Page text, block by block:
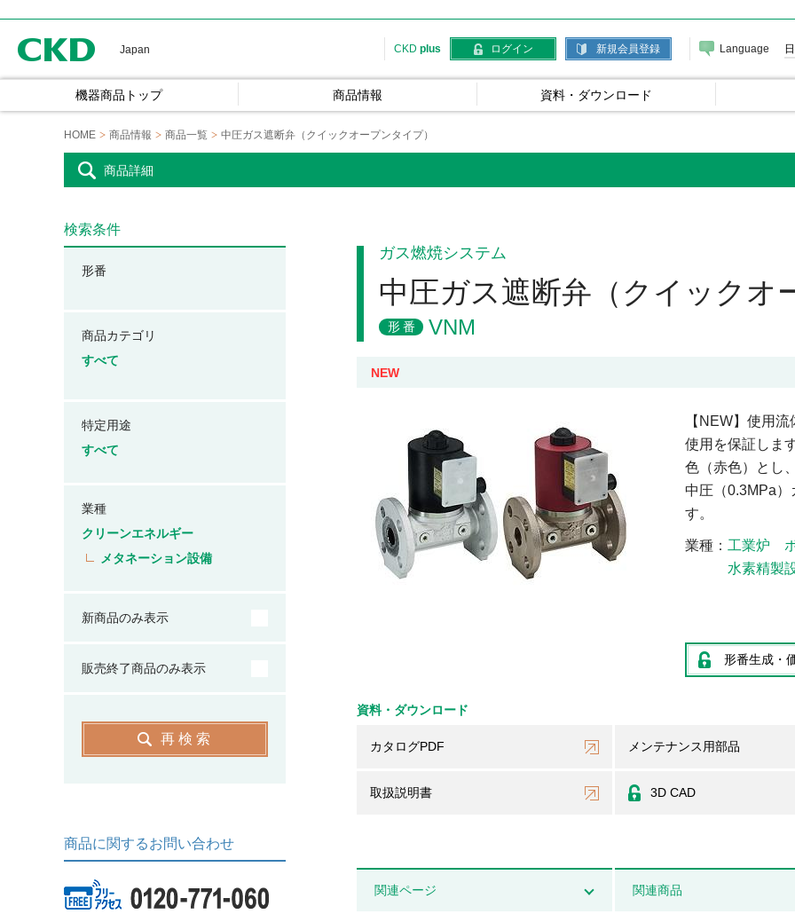
Japan CKD plus ログイン 新規会員登録 Language
機器商品トップ 商品情報 資料・ダウンロード
HOME 商品情報 商品一覧 中圧ガス遮断弁（クイックオープンタイプ）
商品詳細
ガス燃焼システム
中圧ガス遮断弁（クイックオ
形番 VNM
NEW
【NEW】使用
使用を保証しま
色（赤色）とし
中圧（0.3MPa
す。
業種 工業炉
水素精製
形番生成・
資料・ダウンロード
カタログPDF メンテナンス用部品
取扱説明書 3D CAD
関連ページ 関連商品
検索条件
形番
商品カテゴリ
すべて
特定用途
すべて
業種
クリーンエネルギー
メタネーション設備
新商品のみ表示
販売終了商品のみ表示
再検索
商品に関するお問い合わせ